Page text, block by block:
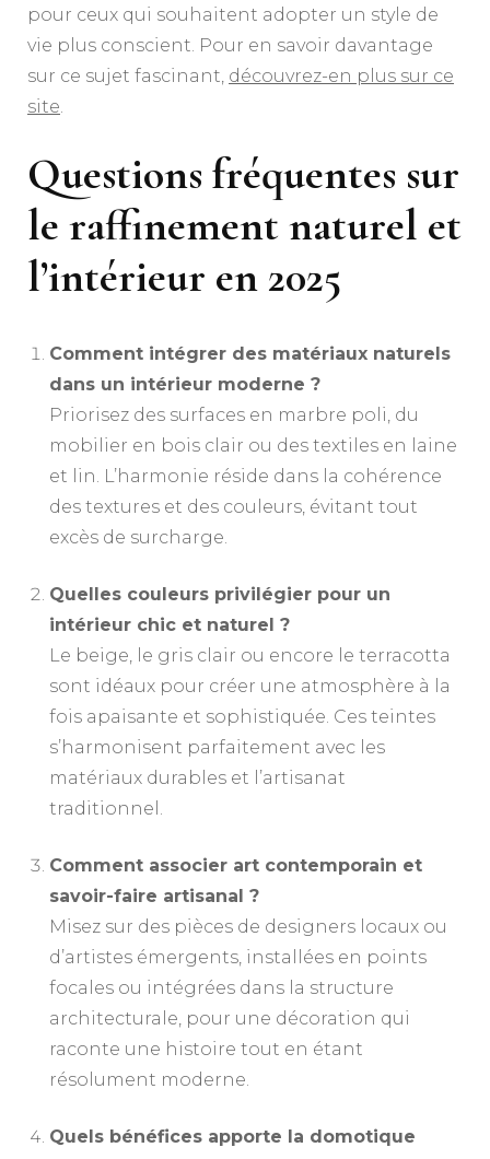
pour ceux qui souhaitent adopter un style de
vie plus conscient. Pour en savoir davantage
sur ce sujet fascinant, découvrez-en plus sur ce
site
Questions fréquentes sur
le raffinement naturel et
l’intérieur en 2025
Comment intégrer des matériaux naturels
dans un intérieur moderne ?
Priorisez des surfaces en marbre poli, du
mobilier en bois clair ou des textiles en laine
et lin. L’harmonie réside dans la cohérence
des textures et des couleurs, évitant tout
excès de surcharge.
Quelles couleurs privilégier pour un
intérieur chic et naturel ?
Le beige, le gris clair ou encore le terracotta
sont idéaux pour créer une atmosphère à la
fois apaisante et sophistiquée. Ces teintes
s’harmonisent parfaitement avec les
matériaux durables et l’artisanat
traditionnel.
Comment associer art contemporain et
savoir-faire artisanal ?
Misez sur des pièces de designers locaux ou
d’artistes émergents, installées en points
focales ou intégrées dans la structure
architecturale, pour une décoration qui
raconte une histoire tout en étant
résolument moderne.
Quels bénéfices apporte la domotique